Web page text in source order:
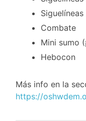
Combate
Mini sumo
Hebocon
Más info en la
https://